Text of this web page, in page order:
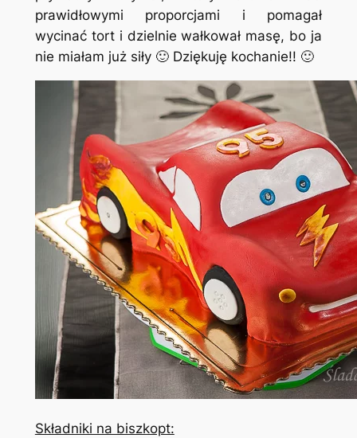
prawidłowymi proporcjami i pomagał
wycinać tort i dzielnie wałkował masę, bo ja
nie miałam już siły 🙂 Dziękuję kochanie!! 🙂
Składniki na biszkopt: